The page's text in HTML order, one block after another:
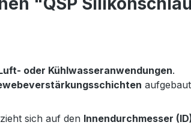
oder Kühlwasseranwendungen.
sich auf den Innendurchmesser